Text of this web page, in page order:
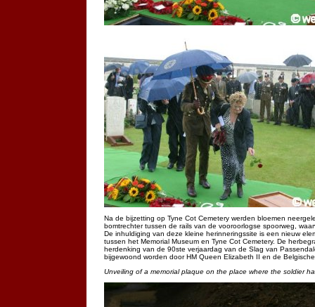
Na de bijzetting op Tyne Cot Cemetery werden bloemen
bomtrechter tussen de rails van de vooroorlogse spoorweg,
De inhuldiging van deze kleine herinneringssite is een nieuw
tussen het Memorial Museum en Tyne Cot Cemetery. De
herdenking van de 90ste verjaardag van de Slag van
bijgewoond worden door HM Queen Elizabeth II en de
Unveiling of a memorial plaque on the place where the soldier